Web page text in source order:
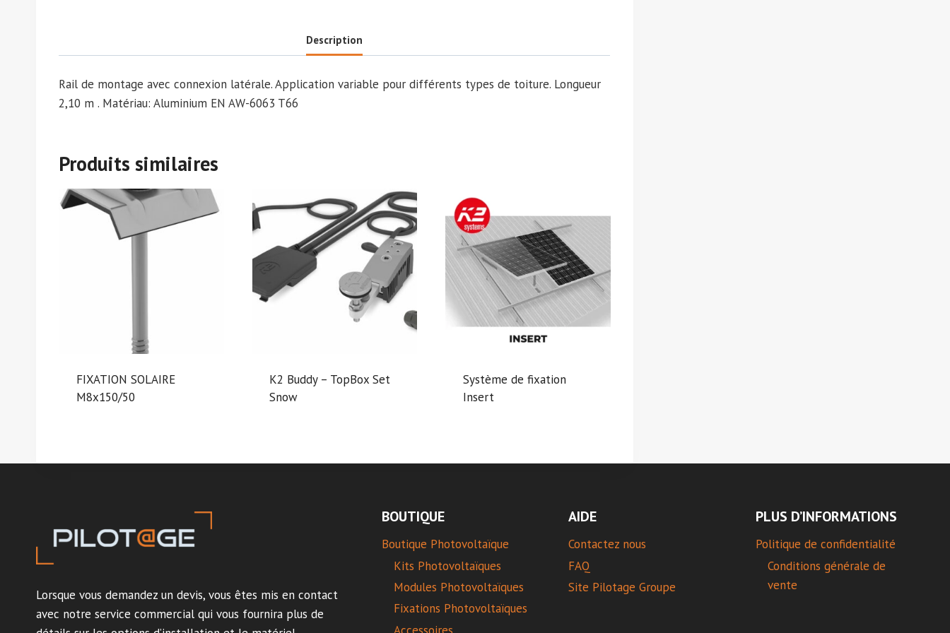
Description
Rail de montage avec connexion latérale. Application variable pour différents types de toiture. Longueur
2,10 m . Matériau: Aluminium EN AW-6063 T66
Produits similaires
FIXATION SOLAIRE
M8x150/50
K2 Buddy – TopBox Set
Snow
Système de fixation
Insert
Lorsque vous demandez un devis, vous êtes mis en contact
avec notre service commercial qui vous fournira plus de
BOUTIQUE
Boutique Photovoltaïque
Kits Photovoltaïques
Modules Photovoltaïques
Fixations Photovoltaïques
AIDE
Contactez nous
FAQ
Site Pilotage Groupe
PLUS D’INFORMATIONS
Politique de confidentialité
Conditions générale de
vente